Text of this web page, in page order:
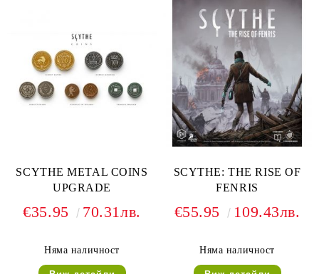
SCYTHE METAL COINS
UPGRADE
€35.95 70.31лв.
Няма наличност
SCYTHE: THE RISE OF
FENRIS
€55.95 109.43лв.
Няма наличност